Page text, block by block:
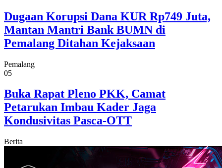
Dugaan Korupsi Dana KUR Rp749 Juta,
Mantan Mantri Bank BUMN di
Pemalang Ditahan Kejaksaan
Pemalang
05
Buka Rapat Pleno PKK, Camat
Petarukan Imbau Kader Jaga
Kondusivitas Pasca-OTT
Berita